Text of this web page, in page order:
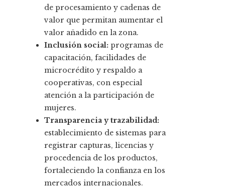
de procesamiento y cadenas de
valor que permitan aumentar el
valor añadido en la zona.
Inclusión social: programas de
capacitación, facilidades de
microcrédito y respaldo a
cooperativas, con especial
atención a la participación de
mujeres.
Transparencia y trazabilidad:
establecimiento de sistemas para
registrar capturas, licencias y
procedencia de los productos,
fortaleciendo la confianza en los
mercados internacionales.